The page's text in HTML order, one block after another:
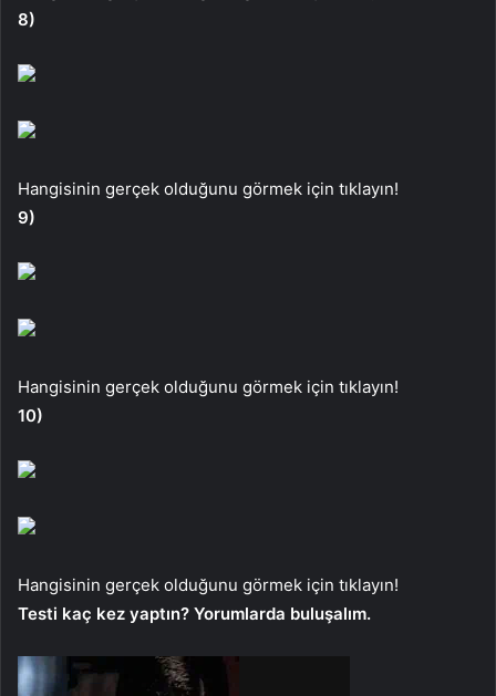
8)
Hangisinin gerçek olduğunu görmek için tıklayın!
9)
Hangisinin gerçek olduğunu görmek için tıklayın!
10)
Hangisinin gerçek olduğunu görmek için tıklayın!
Testi kaç kez yaptın? Yorumlarda buluşalım.